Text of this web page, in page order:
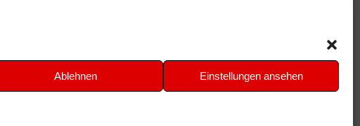
Ablehnen Einstellungen ansehen
VMWare VPN WAZUH
Windows Zertifikat